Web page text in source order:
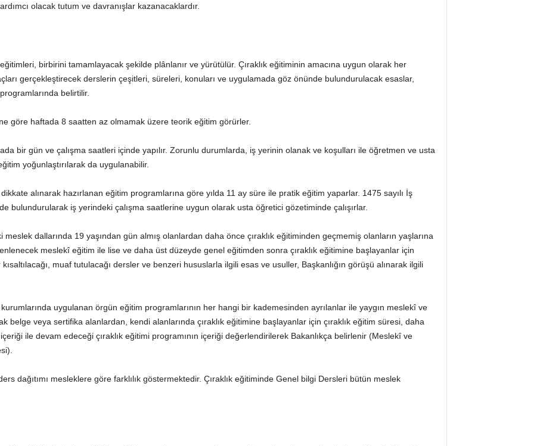
olacak tutum ve davranışlar kazanacaklardır.
birbirini tamamlayacak şekilde plânlanır ve yürütülür. Çıraklık eğitiminin amacına uygun olarak her
gerçekleştirecek derslerin çeşitleri, süreleri, konuları ve uygulamada göz önünde bulundurulacak esaslar,
belirtilir.
göre haftada 8 saatten az olmamak üzere teorik eğitim görürler.
bir gün ve çalışma saatleri içinde yapılır. Zorunlu durumlarda, iş yerinin olanak ve koşulları ile öğretmen ve usta
yoğunlaştırılarak da uygulanabilir.
alınarak hazırlanan eğitim programlarına göre yılda 11 ay süre ile pratik eğitim yaparlar. 1475 sayılı İş
bulundurularak iş yerindeki çalışma saatlerine uygun olarak usta öğretici gözetiminde çalışırlar.
meslek dallarında 19 yaşından gün almış olanlardan daha önce çıraklık eğitiminden geçmemiş olanların yaşlarına
meslekî eğitim ile lise ve daha üst düzeyde genel eğitimden sonra çıraklık eğitimine başlayanlar için
muaf tutulacağı dersler ve benzeri hususlarla ilgili esas ve usuller, Başkanlığın görüşü alınarak ilgili
uygulanan örgün eğitim programlarının her hangi bir kademesinden ayrılanlar ile yaygın meslekî ve
belge veya sertifika alanlardan, kendi alanlarında çıraklık eğitimine başlayanlar için çıraklık eğitim süresi, daha
ile devam edeceği çıraklık eğitimi programının içeriği değerlendirilerek Bakanlıkça belirlenir (Meslekî ve
dağıtımı mesleklere göre farklılık göstermektedir. Çıraklık eğitiminde Genel bilgi Dersleri bütün meslek